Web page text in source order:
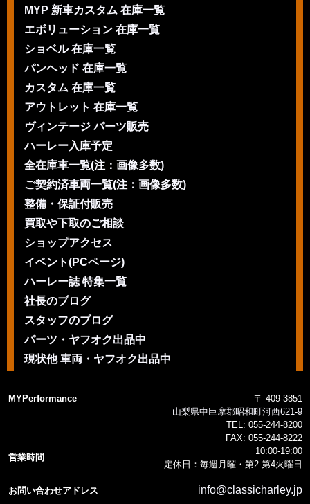
MYP 新車カスタム 在庫一覧
エボリューション 在庫一覧
ショベル 在庫一覧
パンヘッド 在庫一覧
カスタム 在庫一覧
アウトレット 在庫一覧
ヴィンテージ パーツ販売
ハーレー入庫予定
全在庫車一覧(注：画像多数)
ご契約済車両一覧(注：画像多数)
整備・保証付販売
買取や下取のご相談
ショップアクセス
イベント(PCページ)
ハーレー誌 特集一覧
社長のブログ
スタッフのブログ
パーツ・ヤフオク出品中
現状他 車両・ヤフオク出品中
MYPerformance
〒 409-3851
山梨県中巨摩郡昭和町河西621-9
TEL: 055-244-8200
FAX: 055-244-8222
営業時間
10:00-19:00
定休日：毎週月曜・第2 第4火曜日
お問い合わせアドレス info@classicharley.jp